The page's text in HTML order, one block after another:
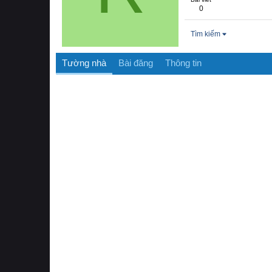
0
Tìm kiếm
Tường nhà Bài đăng Thông tin